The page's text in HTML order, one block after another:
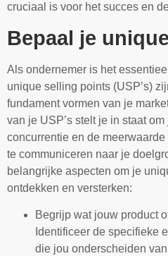
cruciaal is voor het succes en
Bepaal je
Als ondernemer is het
unique selling points (USP’s)
fundament vormen van je
van je USP’s stelt je in staat
concurrentie en de
te communiceren naar je
belangrijke aspecten om je
ontdekken en versterken:
Begrijp wat jouw product
Identificeer de specifieke
die jou onderscheiden